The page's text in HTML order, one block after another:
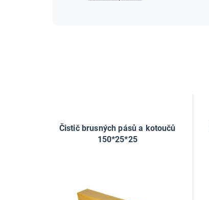
Čistič brusných pásů a kotoučů
150*25*25